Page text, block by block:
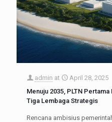
admin at
April 28, 2025
Menuju 2035, PLTN
Tiga Lembaga Strategis
Rencana ambisius